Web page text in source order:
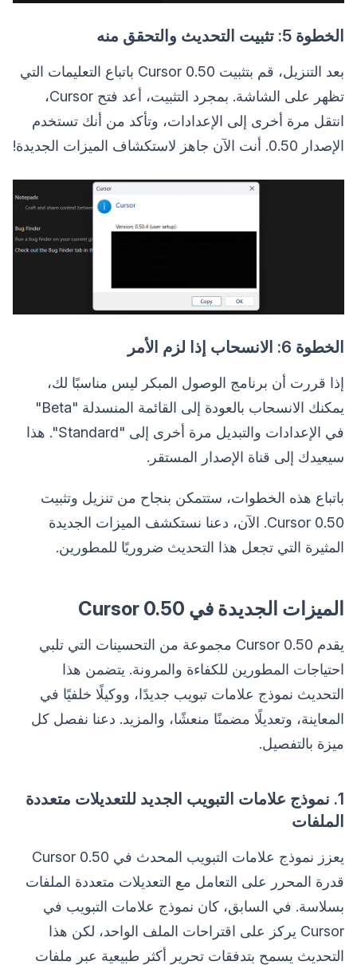
الخطوة 5: تثبيت التحديث والتحقق منه
بعد التنزيل، قم بتثبيت Cursor 0.50 باتباع التعليمات التي
تظهر على الشاشة. بمجرد التثبيت، أعد فتح Cursor،
انتقل مرة أخرى إلى الإعدادات، وتأكد من أنك تستخدم
الإصدار 0.50. أنت الآن جاهز لاستكشاف الميزات الجديدة!
الخطوة 6: الانسحاب إذا لزم الأمر
إذا قررت أن برنامج الوصول المبكر ليس مناسبًا لك،
يمكنك الانسحاب بالعودة إلى القائمة المنسدلة "Beta"
في الإعدادات والتبديل مرة أخرى إلى "Standard". هذا
سيعيدك إلى قناة الإصدار المستقر.
باتباع هذه الخطوات، ستتمكن بنجاح من تنزيل وتثبيت
Cursor 0.50. الآن، دعنا نستكشف الميزات الجديدة
المثيرة التي تجعل هذا التحديث ضروريًا للمطورين.
الميزات الجديدة في Cursor 0.50
يقدم Cursor 0.50 مجموعة من التحسينات التي تلبي
احتياجات المطورين للكفاءة والمرونة. يتضمن هذا
التحديث نموذج علامات تبويب جديدًا، ووكيلًا خلفيًا في
المعاينة، وتعديلًا مضمنًا منعشًا، والمزيد. دعنا نفصل كل
ميزة بالتفصيل.
1. نموذج علامات التبويب الجديد للتعديلات متعددة
الملفات
يعزز نموذج علامات التبويب المحدث في Cursor 0.50
قدرة المحرر على التعامل مع التعديلات متعددة الملفات
بسلاسة. في السابق، كان نموذج علامات التبويب في
Cursor يركز على اقتراحات الملف الواحد، لكن هذا
التحديث يسمح بتدفقات تحرير أكثر طبيعية عبر ملفات